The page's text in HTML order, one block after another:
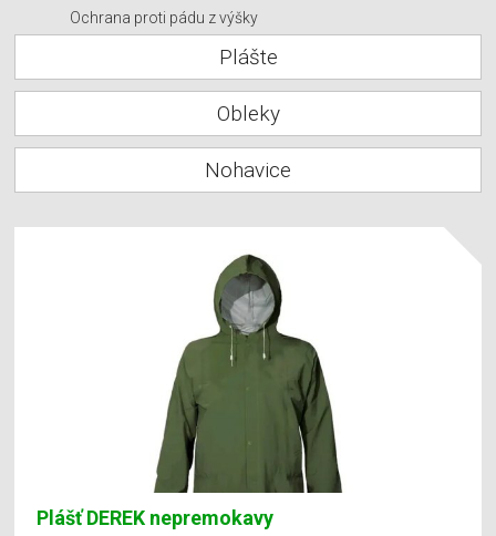
Ochrana proti pádu z výšky
Plášte
Obleky
Nohavice
Plášť DEREK nepremokavy